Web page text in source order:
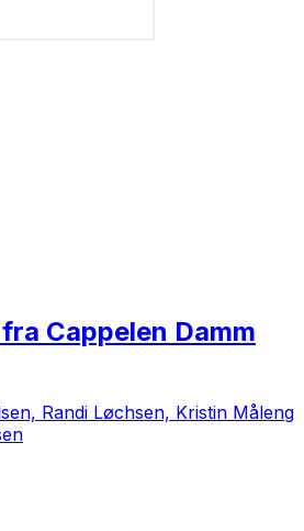
Cappelen Damm
Randi Løchsen, Kristin Måleng